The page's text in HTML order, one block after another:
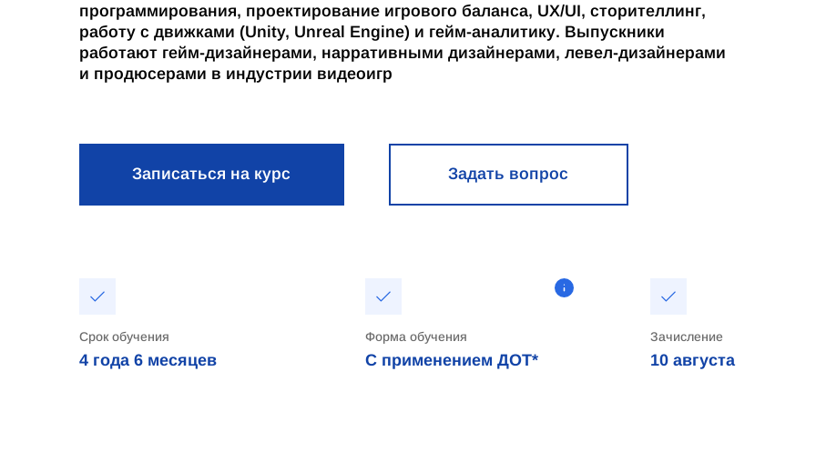
программирования, проектирование игрового баланса, UX/UI, сторителлинг,
работу с движками (Unity, Unreal Engine) и гейм-аналитику. Выпускники
работают гейм-дизайнерами, нарративными дизайнерами, левел-дизайнерами
и продюсерами в индустрии видеоигр
Записаться на курс Задать вопрос
Срок обучения
4 года 6 месяцев
Форма обучения
С применением ДОТ*
Зачисление
10 августа